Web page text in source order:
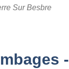
Sur Besbre